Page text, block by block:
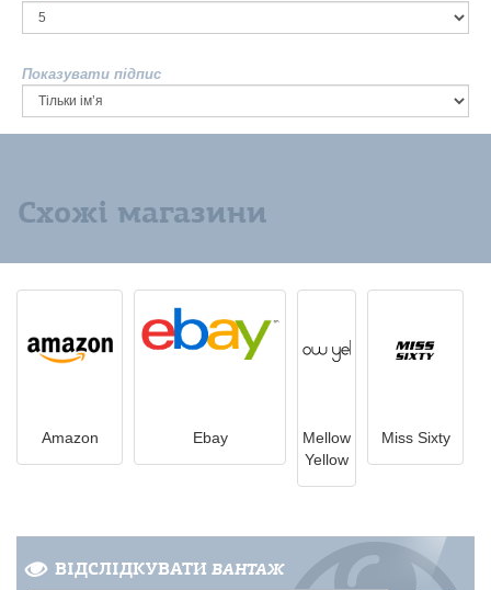
Показувати підпис
Схожі магазини
Amazon Ebay
Mellow
Yellow
Miss Sixty
ВІДСЛІДКУВАТИ ВАНТАЖ